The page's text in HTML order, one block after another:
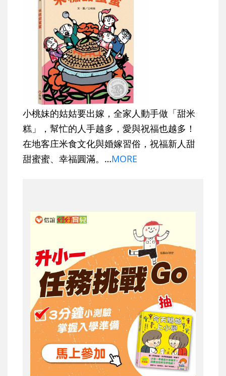
小桃妹的姑姑要出嫁，全家人動手做「甜米
糕」，幫忙的人手越多，愛與祝福也越多！
在地客庄米食文化與婚嫁習俗，祝福新人甜
甜蜜蜜、幸福圓滿。…MORE